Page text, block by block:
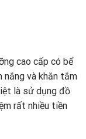
cao cấp có bể
và khăn tắm
là sử dụng đồ
rất nhiều tiền